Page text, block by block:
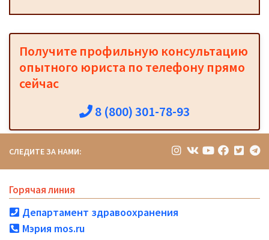
Получите профильную консультацию
опытного юриста по телефону прямо
сейчас
8 (800) 301-78-93
СЛЕДИТЕ ЗА НАМИ:
Горячая линия
Департамент здравоохранения
Мэрия mos.ru